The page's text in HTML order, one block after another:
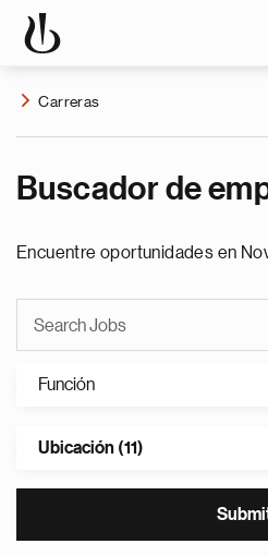
Carreras
Buscador de
Encuentre oportunidades en
Función
Ubicación (11)